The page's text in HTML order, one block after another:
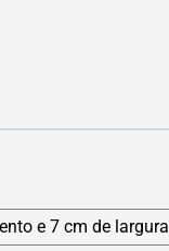
e 7 cm de largura